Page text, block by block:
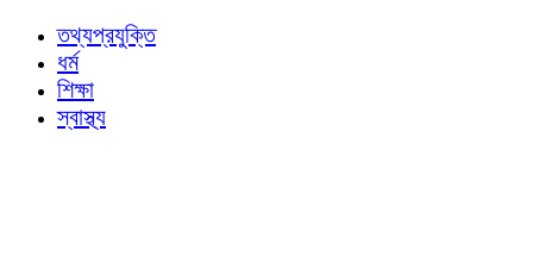
তথ্যপ্রযুক্তি
ধর্ম
শিক্ষা
স্বাস্থ্য